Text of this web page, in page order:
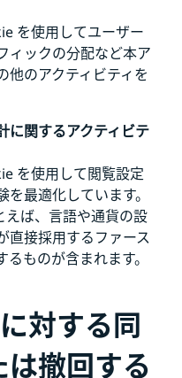
を使用してユーザー
ィックの分配など本ア
他のアクティビティを
に関するアクティビテ
を使用して閲覧設定
最適化しています。
ば、言語や通貨の設
直接採用するファース
ものが含まれます。
対する同
撤回する